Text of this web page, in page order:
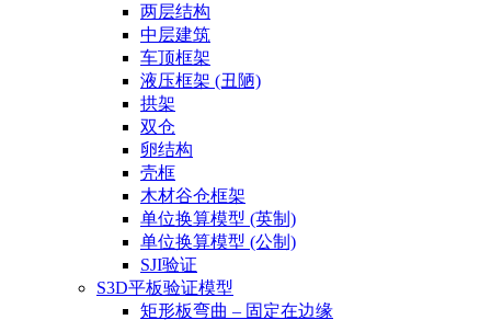
两层结构
中层建筑
车顶框架
液压框架 (丑陋)
拱架
双仓
卵结构
壳框
木材谷仓框架
单位换算模型 (英制)
单位换算模型 (公制)
SJI验证
S3D平板验证模型
矩形板弯曲 – 固定在边缘